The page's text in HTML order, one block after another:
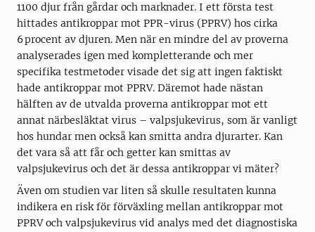
1100 djur från gårdar och marknader. I ett första test
hittades antikroppar mot PPR-virus (PPRV) hos cirka
6 procent av djuren. Men när en mindre del av proverna
analyserades igen med kompletterande och mer
specifika testmetoder visade det sig att ingen faktiskt
hade antikroppar mot PPRV. Däremot hade nästan
hälften av de utvalda proverna antikroppar mot ett
annat närbesläktat virus – valpsjukevirus, som är vanligt
hos hundar men också kan smitta andra djurarter. Kan
det vara så att får och getter kan smittas av
valpsjukevirus och det är dessa antikroppar vi mäter?
Även om studien var liten så skulle resultaten kunna
indikera en risk för förväxling mellan antikroppar mot
PPRV och valpsjukevirus vid analys med det diagnostiska